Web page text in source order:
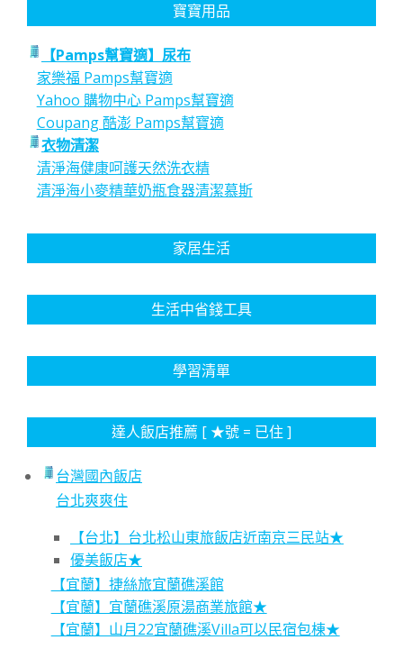
寶寶用品
【Pamps幫寶適】尿布
家樂福 Pamps幫寶適
Yahoo 購物中心 Pamps幫寶適
Coupang 酷澎 Pamps幫寶適
衣物清潔
清淨海健康呵護天然洗衣精
清淨海小麥精華奶瓶食器清潔慕斯
家居生活
生活中省錢工具
學習清單
達人飯店推薦 [ ★號 = 已住 ]
台灣國內飯店
台北爽爽住
【台北】台北松山東旅飯店近南京三民站★
優美飯店★
【宜蘭】捷絲旅宜蘭礁溪館
【宜蘭】宜蘭礁溪原湯商業旅館★
【宜蘭】山月22宜蘭礁溪Villa可以民宿包棟★